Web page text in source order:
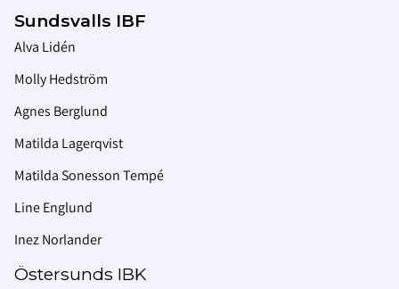
Sundsvalls IBF
Alva Lidén
Molly Hedström
Agnes Berglund
Matilda Lagerqvist
Matilda Sonesson Tempé
Line Englund
Inez Norlander
Östersunds IBK